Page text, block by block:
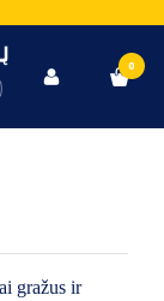
0
gražus ir